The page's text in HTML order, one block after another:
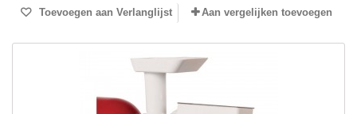
Toevoegen aan Verlanglijst Aan vergelijken toevoegen